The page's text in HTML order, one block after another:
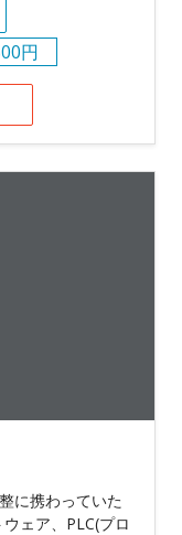
円
に携わっていた
ェア、PLC(プロ